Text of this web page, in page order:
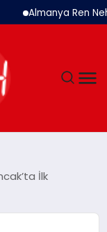
Almanya Ren
İlk